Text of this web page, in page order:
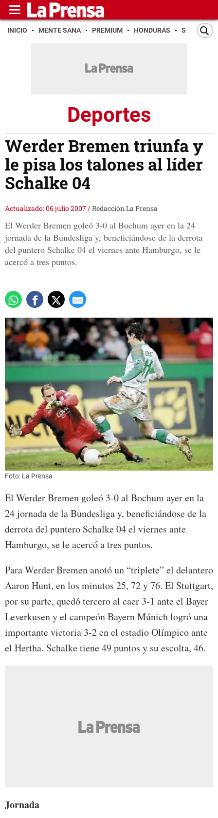
INICIO MENTE SANA PREMIUM HONDURAS SAN PEDRO
Deportes
Werder Bremen triunfa y
le pisa los talones al líder
Schalke 04
Actualizado: 06 julio 2007/Redacción La Prensa
El Werder Bremen goleó 3-0 al Bochum ayer en la 24
jornada de la Bundesliga y, beneficiándose de la derrota
del puntero Schalke 04 el viernes ante Hamburgo, se le
acercó a tres puntos.
Foto: La Prensa
El Werder Bremen goleó 3-0 al Bochum ayer en la
24 jornada de la Bundesliga y, beneficiándose de la
derrota del puntero Schalke 04 el viernes ante
Hamburgo, se le acercó a tres puntos.
Para Werder Bremen anotó un “triplete” el delantero
Aaron Hunt, en los minutos 25, 72 y 76. El Stuttgart,
por su parte, quedó tercero al caer 3-1 ante el Bayer
Leverkusen y el campeón Bayern Múnich logró una
importante victoria 3-2 en el estadio Olímpico ante
el Hertha. Schalke tiene 49 puntos y su escolta, 46.
Jornada